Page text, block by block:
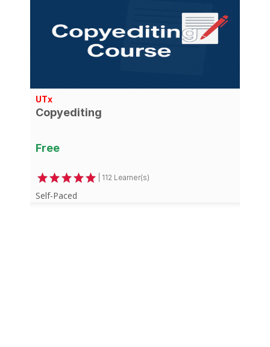
UTx
Copyediting
Free
| 112 Learner(s)
Self-Paced